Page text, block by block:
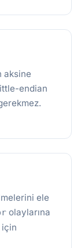
aksine
endian
ele
olaylarına
için